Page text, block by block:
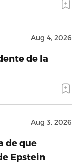
Aug 4, 2026
de la
Aug 3, 2026
de que
Epstein